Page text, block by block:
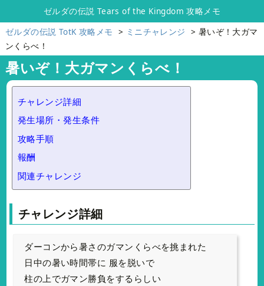
ゼルダの伝説 Tears of the Kingdom 攻略メモ
ゼルダの伝説 TotK 攻略メモ
ミニチャレンジ
暑いぞ！大ガマ
ンくらべ！
暑いぞ！大ガマンくらべ！
チャレンジ詳細
発生場所・発生条件
攻略手順
報酬
関連チャレンジ
チャレンジ詳細
ダーコンから暑さのガマンくらべを挑まれた
日中の暑い時間帯に 服を脱いで
柱の上でガマン勝負をするらしい